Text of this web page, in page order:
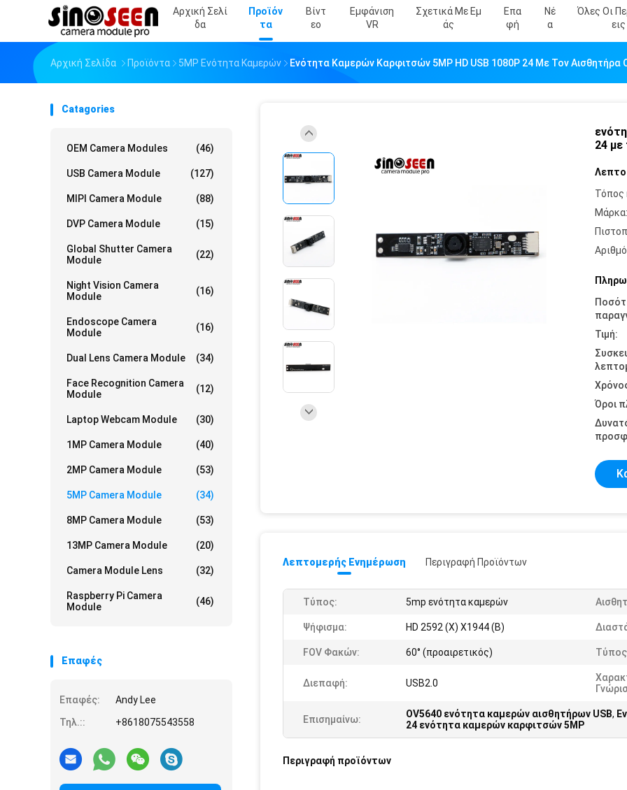
Αρχική Σελί
Δα
Προϊόν
Τα
Βίντ
Εο
Εμφάνιση
VR
Σχετικά Με Εμ
Άς
Επα
Φή
Νέ
Α
Όλες Οι
Εις
Αρχική Σελίδα Προϊόντα 5MP Ενότητα Καμερών Ενότητα Καμερών Καρφιτσών 5MP HD USB 1080P 24 Με Τον Αισθητήρα
Catagories
OEM Camera Modules (46)
USB Camera Module (127)
MIPI Camera Module (88)
DVP Camera Module (15)
Global Shutter Camera
Module
(22)
Night Vision Camera
Module
(16)
Endoscope Camera
Module
(16)
Dual Lens Camera Module (34)
Face Recognition Camera
Module
(12)
Laptop Webcam Module (30)
1MP Camera Module (40)
2MP Camera Module (53)
5MP Camera Module (34)
8MP Camera Module (53)
13MP Camera Module (20)
Camera Module Lens (32)
Raspberry Pi Camera
Module
(46)
Επαφές
Επαφές:
Andy Lee
Τηλ.::
+8618075543558
24 με
Τόπος
Μάρκα:
Τιμή:
Όροι
Λεπτομερής Ενημέρωση Περιγραφή Προϊόντων
Τύπος: 5mp ενότητα καμερών
Ψήφισμα: HD 2592 (Χ) X1944 (Β)
FOV Φακών: 60° (προαιρετικός) Τύπος
Διεπαφή: USB2.0
Επισημαίνω: OV5640 ενότητα καμερών αισθητήρων USB,
24 ενότητα καμερών καρφιτσών 5MP
Περιγραφή προϊόντων